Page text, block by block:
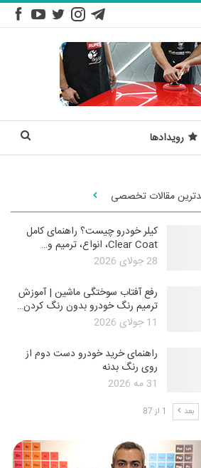
رویدادها
مقالات تخصصی
کیلر خودرو چیست؟ راهنمای کامل
Clear Coat، انواع، ترمیم و…
28 جولای 2026
رفع آفتاب سوختگی ماشین | آموزش
ترمیم رنگ خودرو بدون رنگ کردن…
11 جولای 2026
راهنمای خرید خودرو دست دوم از
روی رنگ بدنه
31 مه 2026
بعد 1 از 87